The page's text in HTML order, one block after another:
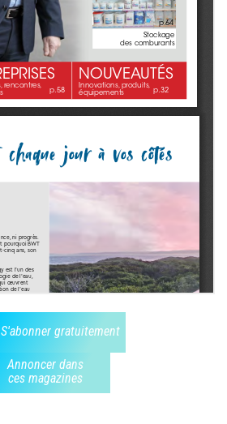
S'abonner gratuitement
Annoncer dans
ces magazines